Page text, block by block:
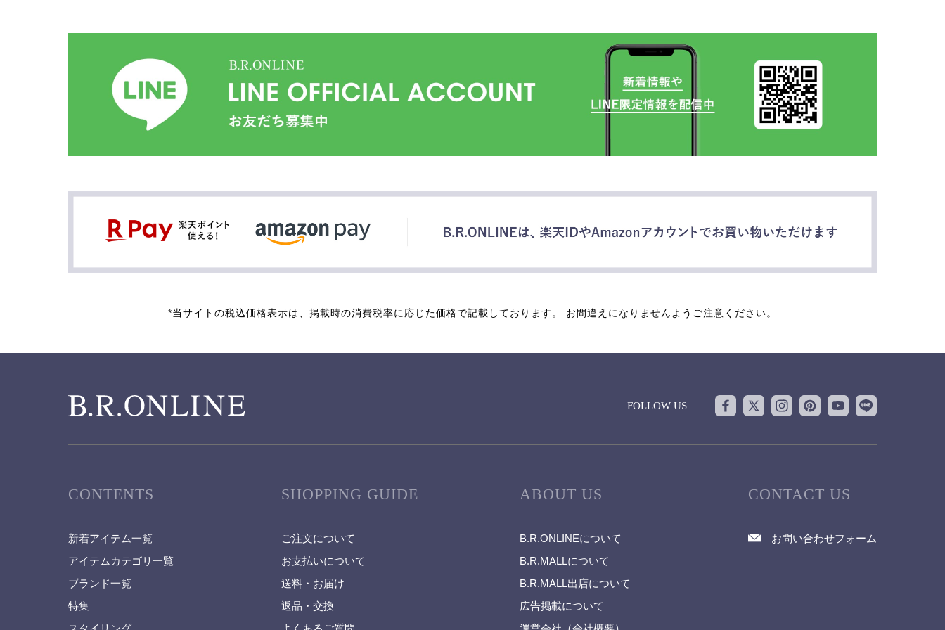
*当サイトの税込価格表示は、掲載時の消費税率に応じた価格で記載しております。 お間違えになりませんようご注意ください。
FOLLOW US
CONTENTS
新着アイテム一覧
アイテムカテゴリ一覧
ブランド一覧
特集
SHOPPING GUIDE
ご注文について
お支払いについて
送料・お届け
返品・交換
ABOUT US
B.R.ONLINEについて
B.R.MALLについて
B.R.MALL出店について
広告掲載について
CONTACT US
お問い合わせフォーム